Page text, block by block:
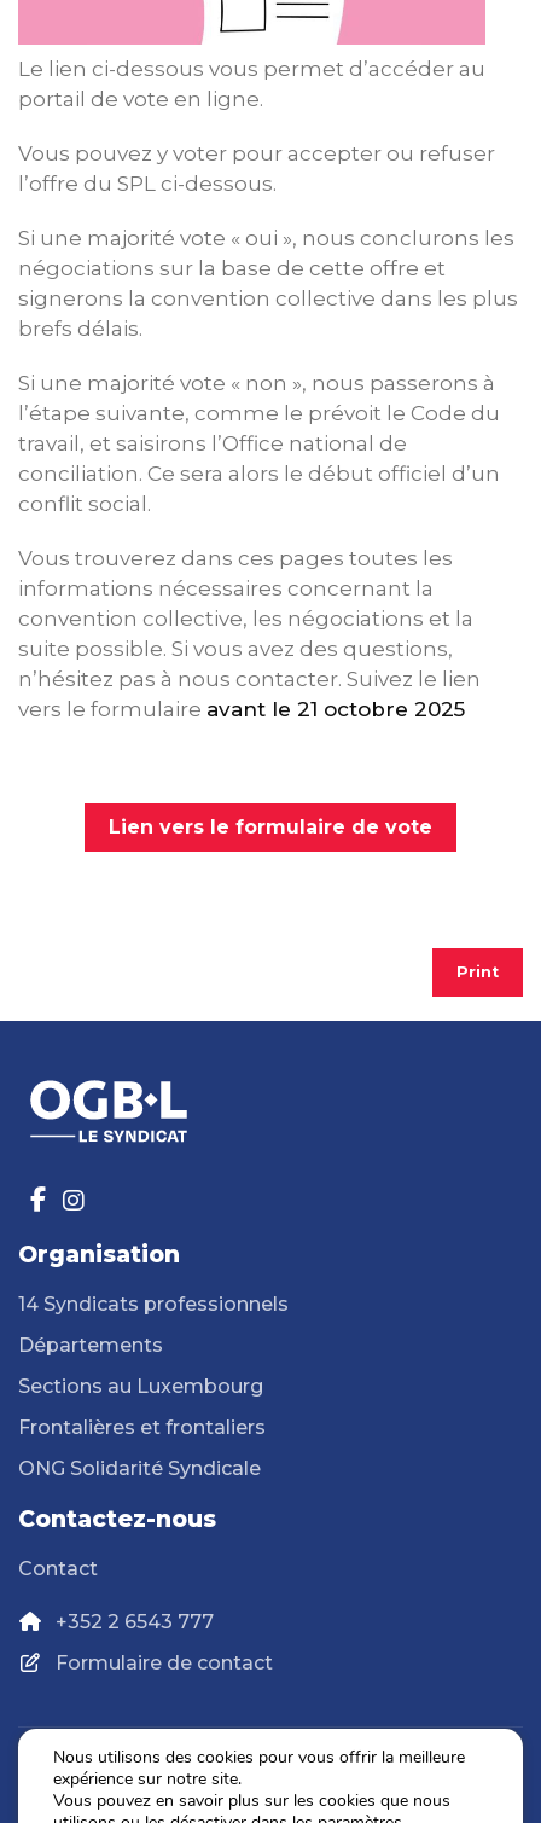
Le lien ci-dessous vous permet d’accéder au
portail de vote en ligne.
Vous pouvez y voter pour accepter ou refuser
l’offre du SPL ci-dessous.
Si une majorité vote « oui », nous conclurons les
négociations sur la base de cette offre et
signerons la convention collective dans les plus
brefs délais.
Si une majorité vote « non », nous passerons à
l’étape suivante, comme le prévoit le Code du
travail, et saisirons l’Office national de
conciliation. Ce sera alors le début officiel d’un
conflit social.
Vous trouverez dans ces pages toutes les
informations nécessaires concernant la
convention collective, les négociations et la
suite possible. Si vous avez des questions,
n’hésitez pas à nous contacter. Suivez le lien
vers le formulaire avant le 21 octobre 2025
Lien vers le formulaire de vote
Print
Organisation
14 Syndicats professionnels
Départements
Sections au Luxembourg
Frontalières et frontaliers
ONG Solidarité Syndicale
Contactez-nous
Contact
+352 2 6543 777
Formulaire de contact
Politique de confidentialité
Mentions légales
Nous utilisons des cookies pour vous offrir la meilleure
expérience sur notre site.
Vous pouvez en savoir plus sur les cookies que nous